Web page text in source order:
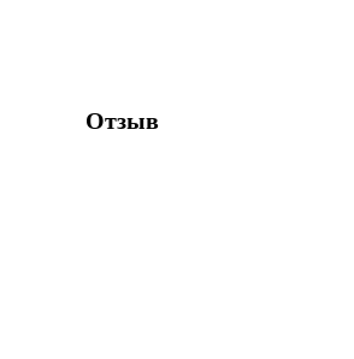
Отзыв